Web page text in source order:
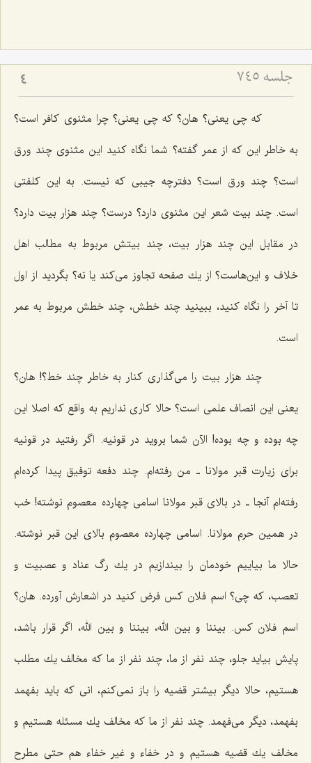
جلسه ۷۴۵ 4
كه چی یعنی؟ هان؟ كه چی یعنی؟ چرا مثنوی كافر است؟
به خاطر این كه از عمر گفته؟ شما نگاه كنید این مثنوی چند ورق
است؟ چند ورق است؟ دفترچه جیبی كه نیست. به این كلفتی
است. چند بیت شعر این مثنوی دارد؟ درست؟ چند هزار بیت دارد؟
در مقابل این چند هزار بیت، چند بیتش مربوط به مطالب اهل
خلاف و این‌هاست؟ از یك صفحه تجاوز می‌كند یا نه؟ بگردید از اول
تا آخر را نگاه كنید، ببینید چند خطش، چند خطش مربوط به عمر
است.
چند هزار بیت را می‌گذاری كنار به خاطر چند خط؟! هان؟
یعنی این انصاف علمی است؟ حالا كاری نداریم به واقع كه اصلا این
چه بوده و چه بوده! الآن شما بروید در قونیه. اگر رفتید در قونیه
برای زیارت قبر مولانا ـ من رفته‌ام. چند دفعه توفیق پیدا كرده‌ام
رفته‌ام آنجا ـ در بالای قبر مولانا اسامی چهارده معصوم نوشته! خب
در همین حرم مولانا. اسامی چهارده معصوم بالای این قبر نوشته.
حالا ما بیاییم خودمان را بیندازیم در یك رگ عناد و عصبیت و
تعصب، كه چی؟ اسم فلان كس فرض كنید در اشعارش آورده. هان؟
اسم فلان كس. بیننا و بین الله، بیننا و بین الله، اگر قرار باشد،
پایش بیاید جلو، چند نفر از ما، چند نفر از ما كه مخالف یك مطلب
هستیم، حالا دیگر بیشتر قضیه را باز نمی‌كنم، انی كه باید بفهمد
بفهمد، دیگر می‌فهمد. چند نفر از ما كه مخالف یك مسئله هستیم و
مخالف یك قضیه هستیم و در خفاء و غیر خفاء هم حتی مطرح